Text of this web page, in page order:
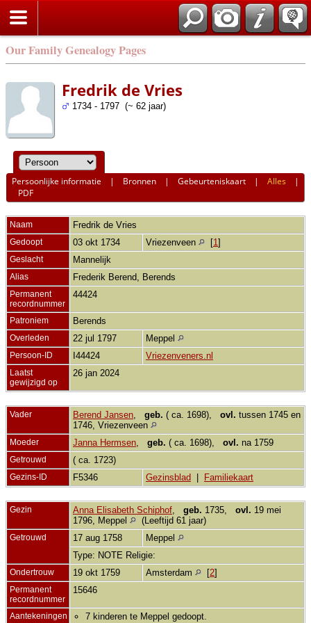
Our Family Genealogy Pages
Fredrik de Vries
1734 - 1797 (~ 62 jaar)
Persoonlijke informatie | Bronnen |Gebeurteniskaart |Alles |
PDF
Naam Fredrik de Vries
Gedoopt 03 okt 1734 Vriezenveen [1 ]
Geslacht Mannelijk
Alias Frederik Berend, Berends
Permanent
recordnummer
44424
Patroniem Berends
Overleden 22 jul 1797 Meppel
Persoon-ID I44424 Vriezenveners.nl
Laatst
gewijzigd op
26 jan 2024
Vader Berend Jansen geb. ( ca. 1698), ovl. tussen 1745 en
1746, Vriezenveen
Moeder Janna Hermsen geb. ( ca. 1698), ovl. na 1759
Getrouwd ( ca. 1723)
Gezins-ID F5346 Gezinsblad Familiekaart
Gezin Anna Elisabeth Schiphof geb. 1735, ovl. 19 mei
1796, Meppel
(Leeftijd 61 jaar)
Getrouwd 17 aug 1758
Meppel
Type: NOTE Religie:
Ondertrouw 19 okt 1759 Amsterdam [2]
Permanent
recordnummer
15646
Aantekeningen 7 kinderen te Meppel gedoopt.